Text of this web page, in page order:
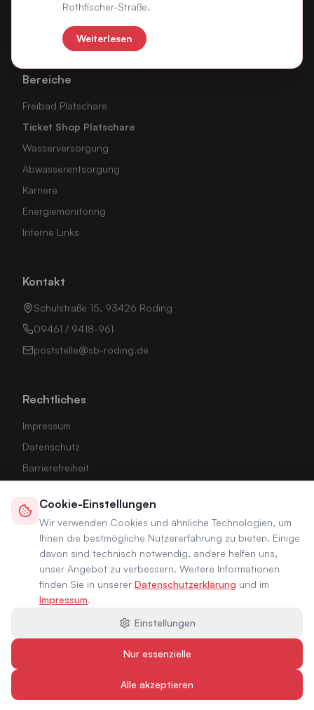
Ihr kommunaler Versorger für Wasser, Abwasser und
Freizeit in der Stadt Roding.
Bereiche
Freibad Platschare
Ticket Shop Platschare
Wasserversorgung
Abwasserentsorgung
Karriere
Energiemonitoring
Interne Links
Kontakt
Schulstraße 15, 93426 Roding
09461 / 9418-961
poststelle@sb-roding.de
Rechtliches
Impressum
Datenschutz
Barrierefreiheit
Cookie-Einstellungen
Städtische Betriebe Roding. Alle Rechte
Rothfischer-Straße.
Weiterlesen
Cookie-Einstellungen
Wir verwenden Cookies und ähnliche Technologien, um
Ihnen die bestmögliche Nutzererfahrung zu bieten. Einige
davon sind technisch notwendig, andere helfen uns,
unser Angebot zu verbessern. Weitere Informationen
finden Sie in unserer Datenschutzerklärung und im
Impressum.
Einstellungen
Nur essenzielle
Alle akzeptieren